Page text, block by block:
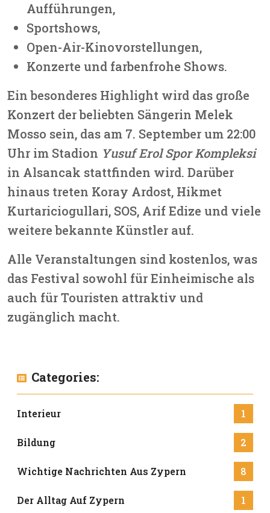
Aufführungen,
Sportshows,
Open-Air-Kinovorstellungen,
Konzerte und farbenfrohe Shows.
Ein besonderes Highlight wird das große
Konzert der beliebten Sängerin Melek
Mosso sein, das am 7. September um 22:00
Uhr im Stadion Yusuf Erol Spor Kompleksi
in Alsancak stattfinden wird. Darüber
hinaus treten Koray Ardost, Hikmet
Kurtariciogullari, SOS, Arif Edize und viele
weitere bekannte Künstler auf.
Alle Veranstaltungen sind kostenlos, was
das Festival sowohl für Einheimische als
auch für Touristen attraktiv und
zugänglich macht.
Categories:
Interieur 1
Bildung 2
Wichtige Nachrichten Aus Zypern 8
Der Alltag Auf Zypern 1